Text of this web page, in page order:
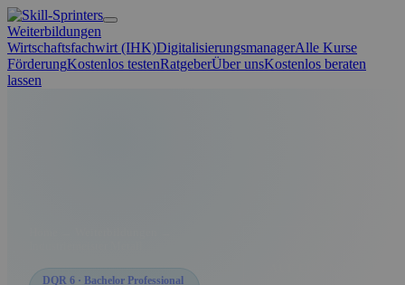
Weiterbildungen
Wirtschaftsfachwirt (IHK)DigitalisierungsmanagerAlle Kurse
FörderungKostenlos testenRatgeberÜber unsKostenlos beraten
lassen
DQR 6 · Bachelor Professional